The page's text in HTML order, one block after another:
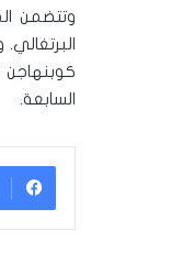
وتتضمن
السابعة.